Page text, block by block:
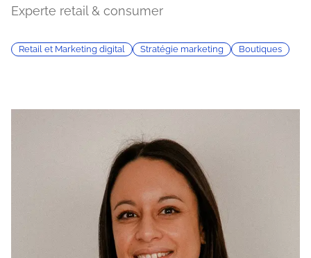
Experte retail & consumer
Retail et Marketing digital Stratégie marketing Boutiques